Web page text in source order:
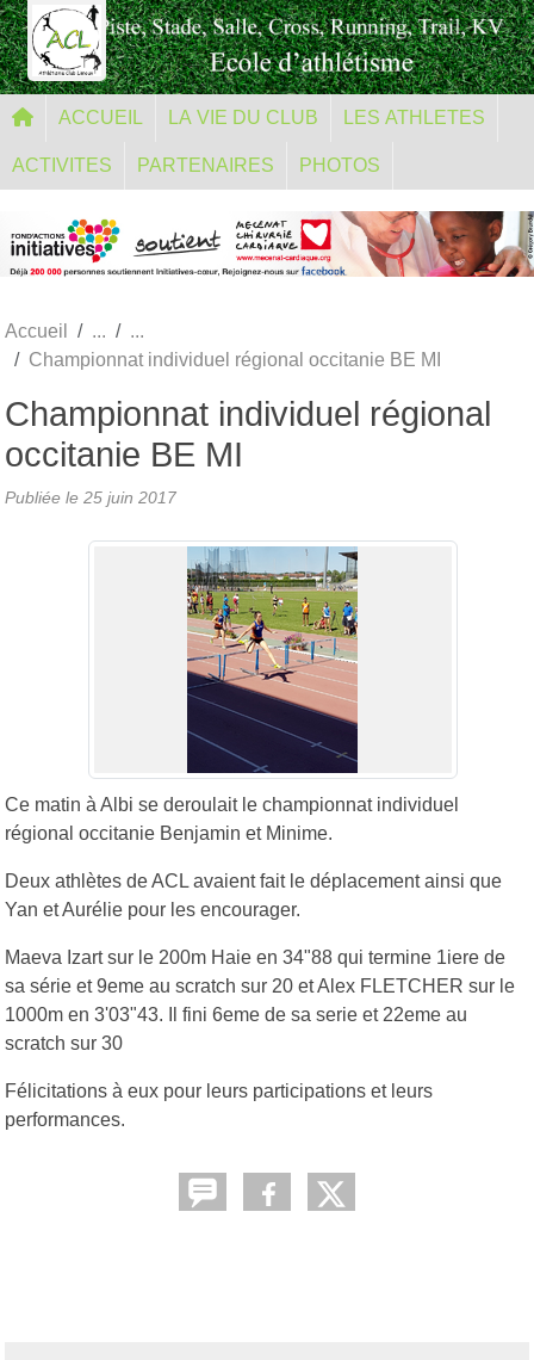
ACCUEIL LA VIE DU CLUB LES ATHLETES
ACTIVITES PARTENAIRES PHOTOS
Accueil
Championnat individuel régional occitanie BE MI
Championnat individuel régional
occitanie BE MI
Publiée le 25 juin 2017
Ce matin à Albi se deroulait le championnat individuel
régional occitanie Benjamin et Minime.
Deux athlètes de ACL avaient fait le déplacement ainsi que
Yan et Aurélie pour les encourager.
Maeva Izart sur le 200m Haie en 34"88 qui termine 1iere de
sa série et 9eme au scratch sur 20 et Alex FLETCHER sur le
1000m en 3'03"43. Il fini 6eme de sa serie et 22eme au
scratch sur 30
Félicitations à eux pour leurs participations et leurs
performances.
Panneau de gestion des cookies